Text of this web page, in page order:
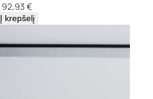
92,93 €
Į krepšelį